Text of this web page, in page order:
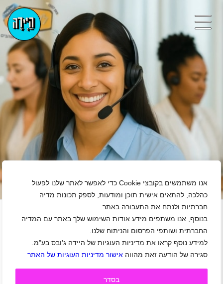
אנו משתמשים בקובצי Cookie כדי לאפשר לאתר שלנו לפעול
כהלכה, להתאים אישית תוכן ומודעות, לספק תכונות מדיה
חברתיות ולנתח את התעבורה באתר.
בנוסף, אנו משתפים מידע אודות השימוש שלך באתר עם המדיה
החברתית ושותפי הפרסום והניתוח שלנו.
למידע נוסף קראו את מדיניות העוגיות של היידה ג'ובס בע"מ.
סגירה של הודעה זאת מהווה אישור מדיניות העוגיות של האתר
בסדר
+
לאנץ טיים מחפשת את נציג.ת תיקי הלקוחות הבא.ה
הוד השרון| חיילים משוחררים| שירות לקוחות|מוקד|
אדמיניסטרציה|משרות שוות| משרה מלאה|משרת הורה
תיאור משרה
אנחנו מחפשים נציג.ת תיקי לקוחות עם לב גדול ורצון לגדול! רוצה